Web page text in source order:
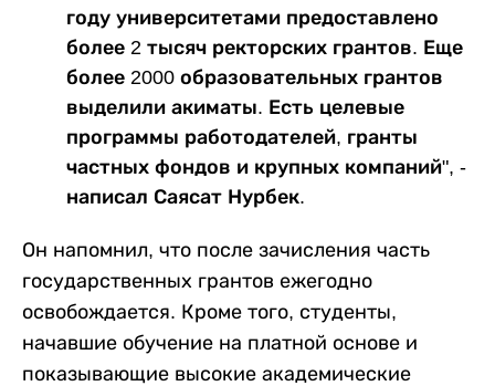
году университетами предоставлено
более 2 тысяч ректорских грантов. Еще
более 2000 образовательных грантов
выделили акиматы. Есть целевые
программы работодателей, гранты
частных фондов и крупных компаний", -
написал Саясат Нурбек.
Он напомнил, что после зачисления часть
государственных грантов ежегодно
освобождается. Кроме того, студенты,
начавшие обучение на платной основе и
показывающие высокие академические